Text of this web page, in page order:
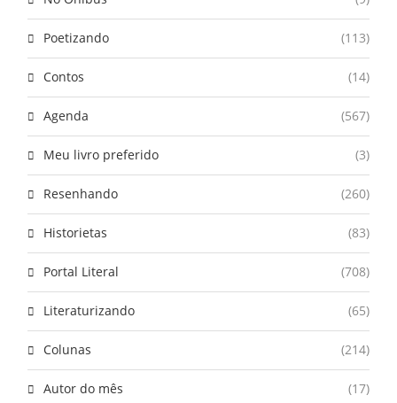
Poetizando (113)
Contos (14)
Agenda (567)
Meu livro preferido (3)
Resenhando (260)
Historietas (83)
Portal Literal (708)
Literaturizando (65)
Colunas (214)
Autor do mês (17)